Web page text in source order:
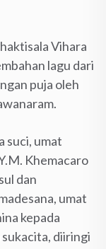
Vihara
lagu dari
puja oleh
suci, umat
Khemacaro
dan
umat
kepada
diiringi